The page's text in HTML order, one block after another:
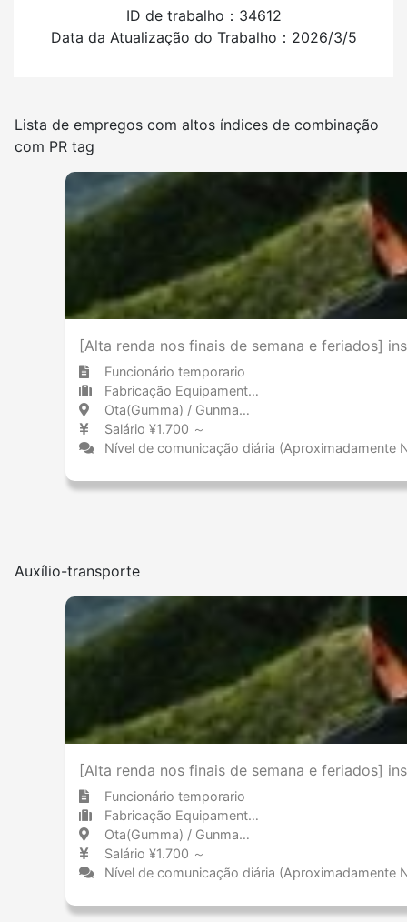
Experiência em contratar estrangeiros
Frequência de uso da língua japonesa
Espaço para fumantes disponível
ID de trabalho：34612
Data da Atualização do Trabalho：2026/3/5
Lista de empregos com altos índices de combinação
com PR tag
[Alta renda nos finais de semana e feriados]
Funcionário temporario
Fabricação Equipamentos de transporte (incluindo automóveis)
Ota(Gumma) / Gunma 太田(群馬) / 群馬県
Salário ¥1.700 ～
Nível de comunicação diária (Aproximadamente
Auxílio-transporte
[Alta renda nos finais de semana e feriados]
Funcionário temporario
Fabricação Equipamentos de transporte (incluindo automóveis)
Ota(Gumma) / Gunma 太田(群馬) / 群馬県
Salário ¥1.700 ～
Nível de comunicação diária (Aproximadamente